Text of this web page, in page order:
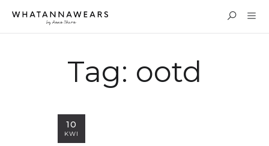
Tag: ootd
10
KWI